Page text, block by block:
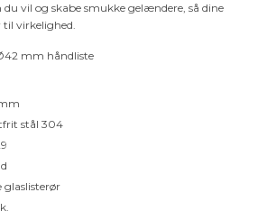
vil og skabe smukke gelændere, så dine
til virkelighed.
mm håndliste
stål 304